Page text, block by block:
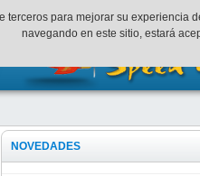
Mi cuenta Finalizar
NOVEDADES
terceros para mejorar su
navegando en este sitio, estará